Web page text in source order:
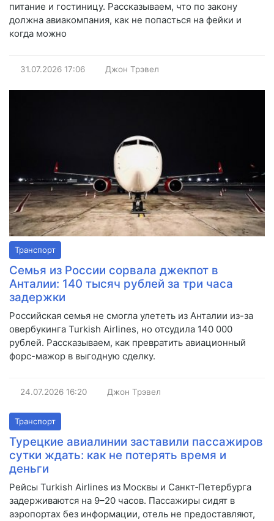
питание и гостиницу. Рассказываем, что по закону
должна авиакомпания, как не попасться на фейки и
когда можно
31.07.2026 17:06 Джон Трэвел
Транспорт
Семья из России сорвала джекпот в
Анталии: 140 тысяч рублей за три часа
задержки
Российская семья не смогла улететь из Анталии из-за
овербукинга Turkish Airlines, но отсудила 140 000
рублей. Рассказываем, как превратить авиационный
форс-мажор в выгодную сделку.
24.07.2026 16:20 Джон Трэвел
Транспорт
Турецкие авиалинии заставили пассажиров
сутки ждать: как не потерять время и
деньги
Рейсы Turkish Airlines из Москвы и Санкт‑Петербурга
задерживаются на 9–20 часов. Пассажиры сидят в
аэропортах без информации, отель не предоставляют,